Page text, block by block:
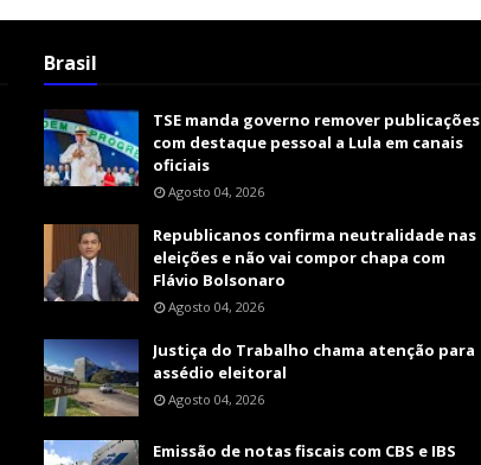
Brasil
TSE manda governo remover publicações
com destaque pessoal a Lula em canais
oficiais
Agosto 04, 2026
Republicanos confirma neutralidade nas
eleições e não vai compor chapa com
Flávio Bolsonaro
Agosto 04, 2026
Justiça do Trabalho chama atenção para
assédio eleitoral
Agosto 04, 2026
Emissão de notas fiscais com CBS e IBS